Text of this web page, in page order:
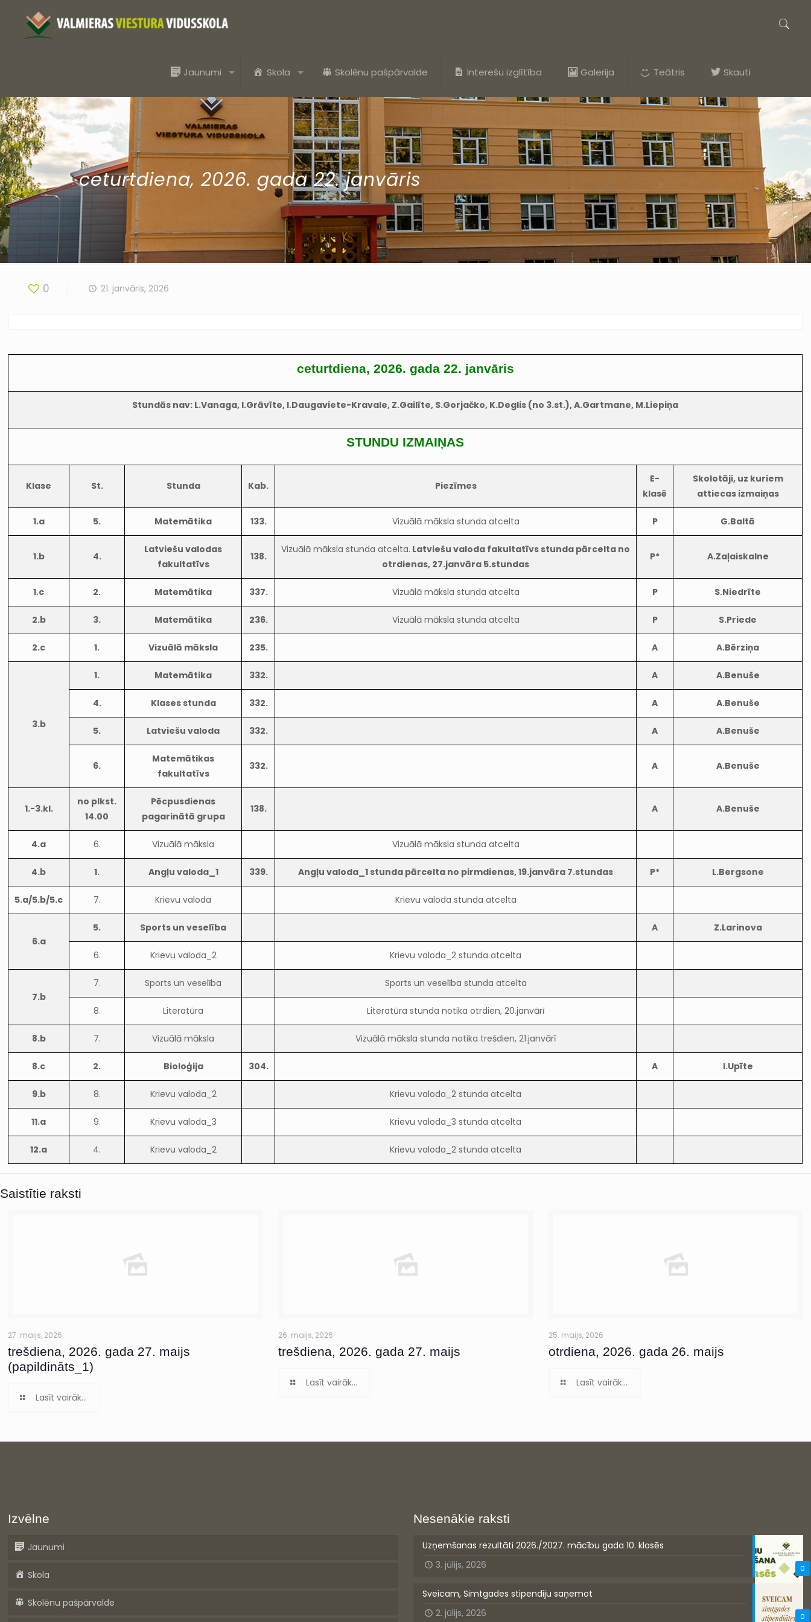
Jaunumi Skola Skolēnu pašpārvalde Interešu izglītība Galerija Teātris Skauti
ceturtdiena, 2026. gada 22. janvāris
0 21. janvāris, 2026
ceturtdiena, 2026. gada 22. janvāris
Stundās nav: L.Vanaga, I.Grāvīte, I.Daugaviete-Kravale, Z.Gailīte, S.Gorjačko, K.Deglis (no 3.st.), A.Gartmane, M.Liepiņa
STUNDU IZMAIŅAS
Klase St. Stunda Kab. Piezīmes
E-
klasē
Skolotāji, uz kuriem
attiecas izmaiņas
1.a 5. Matemātika 133. Vizuālā māksla stunda atcelta P G.Baltā
1.b 4.
Latviešu valodas
fakultatīvs
138.
Vizuālā māksla stunda atcelta. Latviešu valoda fakultatīvs stunda pārcelta no
otrdienas, 27.janvāra 5.stundas
P* A.Zaļaiskalne
1.c 2. Matemātika 337. Vizuālā māksla stunda atcelta P S.Niedrīte
2.b 3. Matemātika 236. Vizuālā māksla stunda atcelta P S.Priede
2.c 1. Vizuālā māksla 235. A A.Bērziņa
3.b
1. Matemātika 332. A A.Benuše
4. Klases stunda 332. A A.Benuše
5. Latviešu valoda 332. A A.Benuše
6.
Matemātikas
fakultatīvs
332. A A.Benuše
1.-3.kl.
no plkst.
14.00
Pēcpusdienas
pagarinātā grupa
138. A A.Benuše
4.a 6. Vizuālā māksla Vizuālā māksla stunda atcelta
4.b 1. Angļu valoda_1 339. Angļu valoda_1 stunda pārcelta no pirmdienas, 19.janvāra 7.stundas P* L.Bergsone
5.a/5.b/5.c 7. Krievu valoda Krievu valoda stunda atcelta
6.a
5. Sports un veselība A Z.Larinova
6. Krievu valoda_2 Krievu valoda_2 stunda atcelta
7.b
7. Sports un veselība Sports un veselība stunda atcelta
8. Literatūra Literatūra stunda notika otrdien, 20.janvārī
8.b 7. Vizuālā māksla Vizuālā māksla stunda notika trešdien, 21.janvārī
8.c 2. Bioloģija 304. A I.Upīte
9.b 8. Krievu valoda_2 Krievu valoda_2 stunda atcelta
11.a 9. Krievu valoda_3 Krievu valoda_3 stunda atcelta
12.a 4. Krievu valoda_2 Krievu valoda_2 stunda atcelta
Saistītie raksti
27. maijs, 2026
trešdiena, 2026. gada 27. maijs
(papildināts_1)
Lasīt vairāk...
26. maijs, 2026
trešdiena, 2026. gada 27. maijs
Lasīt vairāk...
25. maijs, 2026
otrdiena, 2026. gada 26. maijs
Lasīt vairāk...
Izvēlne
Jaunumi
Skola
Skolēnu pašpārvalde
Nesenākie raksti
0
Uzņemšanas rezultāti 2026./2027. mācību gada 10. klasēs
3. jūlijs, 2026
0
Sveicam, Simtgades stipendiju saņemot
2. jūlijs, 2026